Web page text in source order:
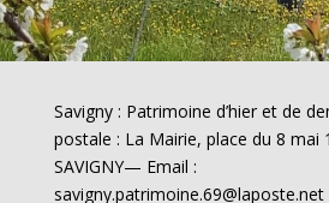
Savigny : Patrimoine d’hier et de
postale : La Mairie, place du 8 mai
SAVIGNY— Email :
savigny.patrimoine.69@laposte.net